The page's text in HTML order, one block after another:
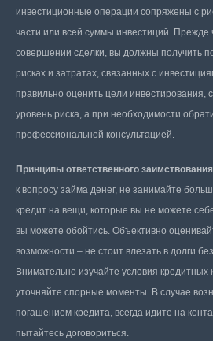
инвестиционные операции сопряжены с
части или всей суммы инвестиций.
совершении сделки, вы должны получить
рисках и затратах, связанных с
правильно оценить цели инвестирования,
уровень риска, а при необходимости
профессиональной консультацией.
Принципы ответственного
к вопросу займа денег, не занимайте
кредит на вещи, которые вы не можете
вы можете обойтись. Объективно
возможности – не стоит влезать в долги
Внимательно изучайте условия кредитных
уточняйте спорные моменты. В случае
погашением кредита, всегда идите на
пытайтесь договориться.